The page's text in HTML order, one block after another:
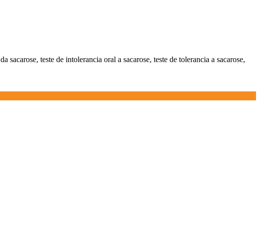
sacarose, teste de intolerancia oral a sacarose, teste de tolerancia a sacarose,